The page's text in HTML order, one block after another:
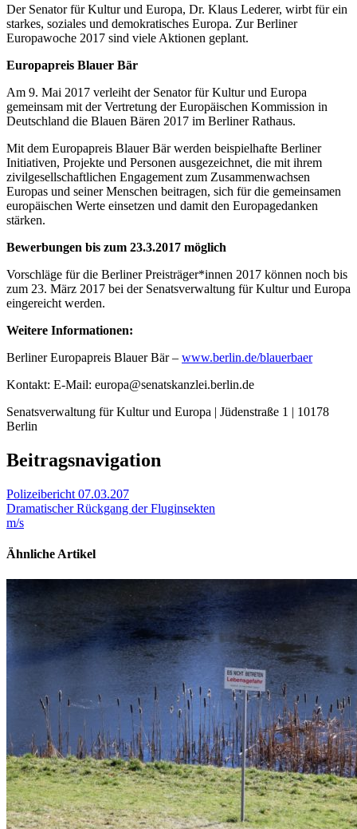
Der Senator für Kultur und Europa, Dr. Klaus Lederer, wirbt für ein
starkes, soziales und demokratisches Europa. Zur Berliner
Europawoche 2017 sind viele Aktionen geplant.
Europapreis Blauer Bär
Am 9. Mai 2017 verleiht der Senator für Kultur und Europa
gemeinsam mit der Vertretung der Europäischen Kommission in
Deutschland die Blauen Bären 2017 im Berliner Rathaus.
Mit dem Europapreis Blauer Bär werden beispielhafte Berliner
Initiativen, Projekte und Personen ausgezeichnet, die mit ihrem
zivilgesellschaftlichen Engagement zum Zusammenwachsen
Europas und seiner Menschen beitragen, sich für die gemeinsamen
europäischen Werte einsetzen und damit den Europagedanken
stärken.
Bewerbungen bis zum 23.3.2017 möglich
Vorschläge für die Berliner Preisträger*innen 2017 können noch bis
zum 23. März 2017 bei der Senatsverwaltung für Kultur und Europa
eingereicht werden.
Weitere Informationen:
Berliner Europapreis Blauer Bär – www.berlin.de/blauerbaer
Kontakt: E-Mail: europa@senatskanzlei.berlin.de
Senatsverwaltung für Kultur und Europa | Jüdenstraße 1 | 10178
Berlin
Beitragsnavigation
Polizeibericht 07.03.207
Dramatischer Rückgang der Fluginsekten
m/s
Ähnliche Artikel